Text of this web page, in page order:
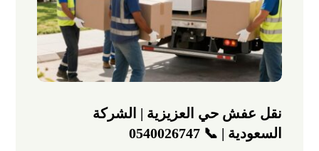
نقل عفش حي العزيزية | الشركة
السعودية | 📞 0540026747